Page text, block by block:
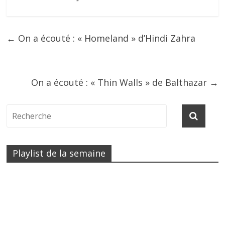
← On a écouté : « Homeland » d’Hindi Zahra
On a écouté : « Thin Walls » de Balthazar →
Playlist de la semaine